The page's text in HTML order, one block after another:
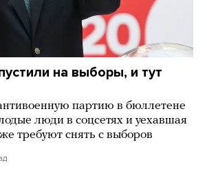
на выборы, и тут
партию в бюллетене
люди в соцсетях и уехавшая
требуют снять с выборов